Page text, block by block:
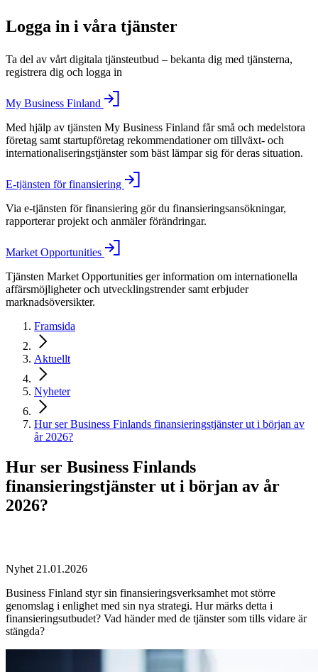
Logga in i våra tjänster
Ta del av vårt digitala tjänsteutbud – bekanta dig med tjänsterna,
registrera dig och logga in
My Business Finland
Med hjälp av tjänsten My Business Finland får små och medelstora
företag samt startupföretag rekommendationer om tillväxt- och
internationaliseringstjänster som bäst lämpar sig för deras situation.
E-tjänsten för finansiering
Via e-tjänsten för finansiering gör du finansieringsansökningar,
rapporterar projekt och anmäler förändringar.
Market Opportunities
Tjänsten Market Opportunities ger information om internationella
affärsmöjligheter och utvecklingstrender samt erbjuder
marknadsöversikter.
Framsida
Aktuellt
Nyheter
Hur ser Business Finlands finansieringstjänster ut i början av
år 2026?
Hur ser Business Finlands
finansieringstjänster ut i början av år
2026?
Nyhet 21.01.2026
Business Finland styr sin finansieringsverksamhet mot större
genomslag i enlighet med sin nya strategi. Hur märks detta i
finansieringsutbudet? Vad händer med de tjänster som tills vidare är
stängda?